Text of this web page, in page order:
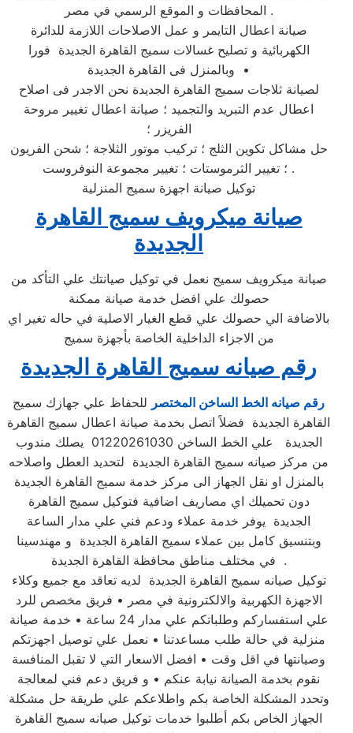
المحافظات و الموقع الرسمي في مصر .
صيانة اعطال التايمر و عمل الاصلاحات اللازمة للدائرة
الكهربائية و تصليح غسالات سميج القاهرة الجديدة فورا
وبالمنزل فى القاهرة الجديدة •
لصيانة ثلاجات سميج القاهرة الجديدة نحن الاجدر فى اصلاح
اعطال عدم التبريد والتجميد ؛ صيانة اعطال تغيير مروحة
الفريزر ؛
حل مشاكل تكوين الثلج ؛ تركيب موتور الثلاجة ؛ شحن الفريون
؛ تغيير الثرموستات ؛ تغيير مجموعة النوفروست .
توكيل صيانة اجهزة سميج المنزلية
صيانة ميكرويف سميج القاهرة
الجديدة
صيانة ميكرويف سميج نعمل في توكيل صيانتك علي التأكد من
حصولك علي افضل خدمة صيانة ممكنة
بالاضافة الي حصولك علي قطع الغيار الاصلية في حاله تغير اي
من الاجزاء الداخلية الخاصة بأجهزة سميج
رقم صيانه سميج القاهرة الجديدة
رقم صيانه الخط الساخن المختصر للحفاظ علي جهازك سميج
القاهرة الجديدة فضلاً اتصل بخدمة صيانة اعطال سميج القاهرة
الجديدة علي الخط الساخن 01220261030 يصلك مندوب
من مركز صيانه سميج القاهرة الجديدة لتحديد العطل واصلاحه
بالمنزل او نقل الجهاز الى مركز خدمة سميج القاهرة الجديدة
دون تحميلك اي مصاريف اضافية فتوكيل سميج القاهرة
الجديدة يوفر خدمة عملاء ودعم فني علي مدار الساعة
وبتنسيق كامل بين عملاء سميج القاهرة الجديدة و مهندسينا
في مختلف مناطق محافظة القاهرة الجديدة .
توكيل صيانه سميج القاهرة الجديدة لديه تعاقد مع جميع وكلاء
الاجهزة الكهربية والالكترونية في مصر • فريق مخصص للرد
علي استفساركم وطلباتكم علي مدار 24 ساعة • خدمة صيانة
منزلية في حالة طلب مساعدتنا • نعمل علي توصيل اجهزتكم
وصيانتها في اقل وقت • افضل الاسعار التي لا تقبل المنافسة
نقوم بخدمة الصيانة نيابة عنكم • و فريق دعم فني لمعالجة
وتحدد المشكلة الخاصة بكم واطلاعكم علي طريقة حل مشكلة
الجهاز الخاص بكم أطلبوا خدمات توكيل صيانه سميج القاهرة